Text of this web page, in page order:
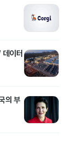
이터
의 부